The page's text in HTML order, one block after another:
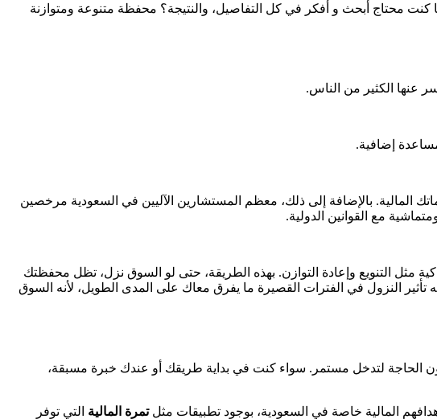
كنت محتاج أبحث و أفكر في كل التفاصيل، والنتيجة؟ محفظة متنوعة ومتوازنة
عنها الكثير من الناس.
إضافية.
المالية. بالإضافة إلى ذلك، معظم المستشارين الآليين في السعودية مرخصين
مع القوانين الدولية.
التنويع وإعادة التوازن. بهذه الطريقة، حتى لو السوق نزل، تظل محفظتك
النزول في الفترات القصيرة ما يفرق معاك على المدى الطويل، لأنه السوق
الحاجة لتدخل مستمر. سواء كنت في بداية طريقك أو عندك خبرة مسبقة،
المالية خاصة في السعودية، بوجود تطبيقات مثلتمرة المالية التي توفر